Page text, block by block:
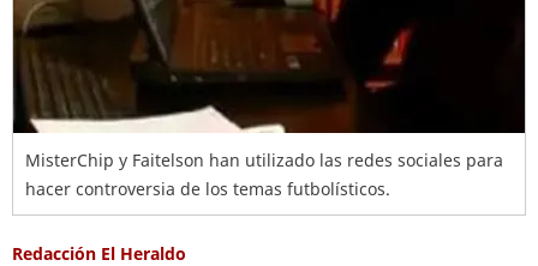
MisterChip y Faitelson han utilizado las redes sociales para
hacer controversia de los temas futbolísticos.
Redacción El Heraldo